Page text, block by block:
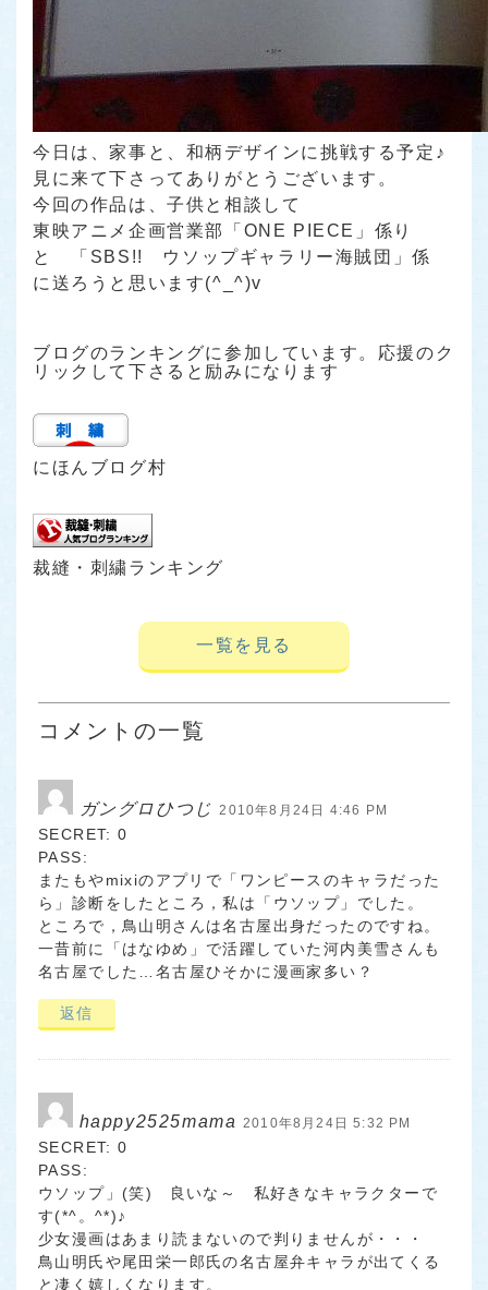
今日は、家事と、和柄デザインに挑戦する予定♪
見に来て下さってありがとうございます。
今回の作品は、子供と相談して
東映アニメ企画営業部「ONE PIECE」係り
と 「SBS!! ウソップギャラリー海賊団」係
に送ろうと思います(^_^)v
ブログのランキングに参加しています。応援のク
リックして下さると励みになります
にほんブログ村
裁縫・刺繍ランキング
一覧を見る
コメントの一覧
ガングロひつじ 2010年8月24日 4:46 PM
SECRET: 0
PASS:
またもやmixiのアプリで「ワンピースのキャラだった
ら」診断をしたところ，私は「ウソップ」でした。
ところで，鳥山明さんは名古屋出身だったのですね。
一昔前に「はなゆめ」で活躍していた河内美雪さんも
名古屋でした…名古屋ひそかに漫画家多い？
返信
happy2525mama 2010年8月24日 5:32 PM
SECRET: 0
PASS:
ウソップ」(笑) 良いな～ 私好きなキャラクターで
す(*^。^*)♪
少女漫画はあまり読まないので判りませんが・・・
鳥山明氏や尾田栄一郎氏の名古屋弁キャラが出てくる
と凄く嬉しくなります。